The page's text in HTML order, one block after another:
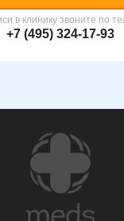
в клинику звоните по
+7 (495) 324-17-93